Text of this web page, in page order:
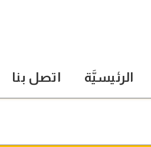
الرئيسيَّة اتصل بنا